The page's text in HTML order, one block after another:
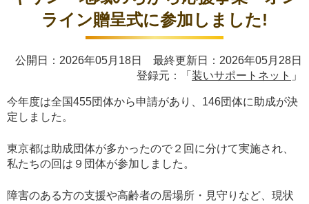
ライン贈呈式に参加しました!
公開日：2026年05月18日 最終更新日：2026年05月28日
登録元：「 装いサポートネット 」
今年度は全国455団体から申請があり、146団体に助成が決
定しました。
東京都は助成団体が多かったので２回に分けて実施され、
私たちの回は９団体が参加しました。
障害のある方の支援や高齢者の居場所・見守りなど、現状